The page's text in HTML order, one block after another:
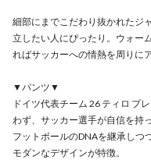
細部にまでこだわり抜かれたジ
立したい人にぴったり。ウォー
ればサッカーへの情熱を周りに
▼パンツ▼
ドイツ代表チーム 26 ティロ プ
わず、サッカー選手が自信を持
フットボールのDNAを継承しつ
モダンなデザインが特徴。